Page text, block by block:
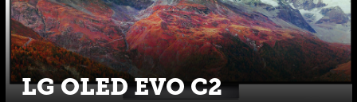
LG OLED EVO C2